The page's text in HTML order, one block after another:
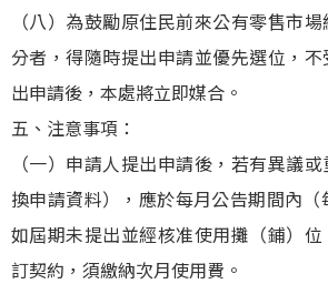
（八）為鼓勵原住民前來公有零售市
分者，得隨時提出申請並優先選位，
出申請後，本處將立即媒合。
五、注意事項：
（一）申請人提出申請後，若有異議
換申請資料），應於每月公告期間內（
如屆期未提出並經核准使用攤（鋪）
訂契約，須繳納次月使用費。